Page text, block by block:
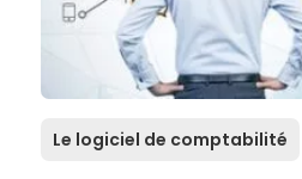
Le logiciel de comptabilité